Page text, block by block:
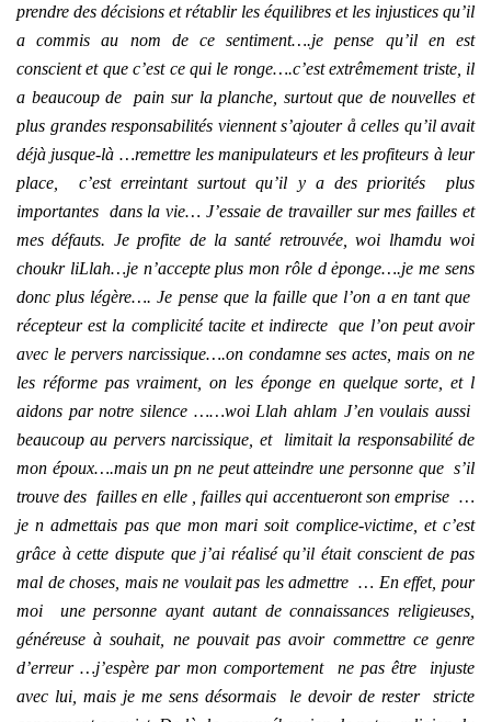
prendre des décisions et rétablir les équilibres et les injustices qu’il
a commis au nom de ce sentiment….je pense qu’il en est
conscient et que c’est ce qui le ronge….c’est extrêmement triste, il
a beaucoup de pain sur la planche, surtout que de nouvelles et
plus grandes responsabilités viennent s’ajouter å celles qu’il avait
déjà jusque-là …remettre les manipulateurs et les profiteurs à leur
place, c’est erreintant surtout qu’il y a des priorités plus
importantes dans la vie… J’essaie de travailler sur mes failles et
mes défauts. Je profite de la santé retrouvée, woi lhamdu woi
choukr liLlah…je n’accepte plus mon rôle d ėponge….je me sens
donc plus légère…. Je pense que la faille que l’on a en tant que
récepteur est la complicité tacite et indirecte que l’on peut avoir
avec le pervers narcissique….on condamne ses actes, mais on ne
les réforme pas vraiment, on les éponge en quelque sorte, et l
aidons par notre silence ……woi Llah ahlam J’en voulais aussi
beaucoup au pervers narcissique, et limitait la responsabilité de
mon époux….mais un pn ne peut atteindre une personne que s’il
trouve des failles en elle , failles qui accentueront son emprise …
je n admettais pas que mon mari soit complice-victime, et c’est
grâce à cette dispute que j’ai réalisé qu’il était conscient de pas
mal de choses, mais ne voulait pas les admettre … En effet, pour
moi une personne ayant autant de connaissances religieuses,
généreuse à souhait, ne pouvait pas avoir commettre ce genre
d’erreur …j’espère par mon comportement ne pas être injuste
avec lui, mais je me sens désormais le devoir de rester stricte